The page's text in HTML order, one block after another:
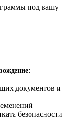
под вашу
документов и
безопасности